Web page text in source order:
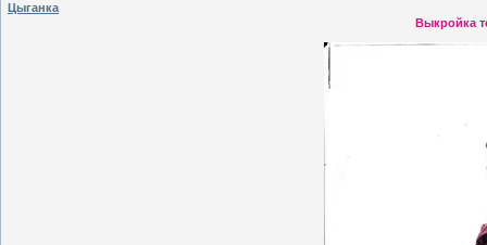
Цыганка
Выкройка